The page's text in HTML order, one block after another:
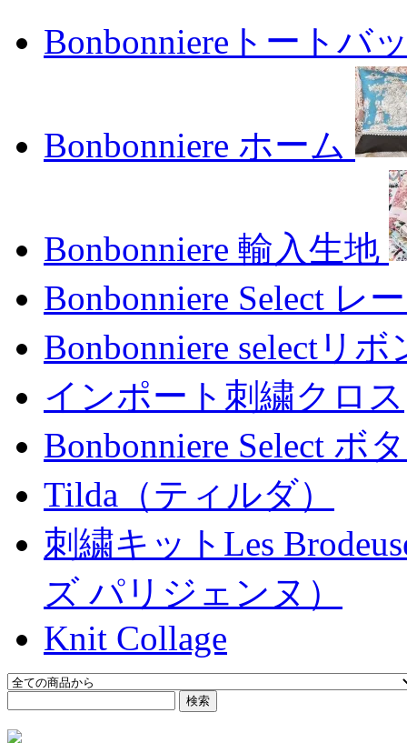
Bonbonniereトートバ
Bonbonniere ホーム
Bonbonniere 輸入生地
Bonbonniere Select レ
Bonbonniere selectリボ
インポート刺繍クロス
Bonbonniere Select ボ
Tilda（ティルダ）
刺繍キットLes
ズ パリジェンヌ）
Knit Collage
検索